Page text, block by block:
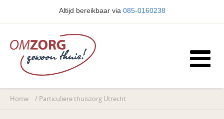
Altijd bereikbaar via 085-0160238
Home / Particuliere thuiszorg Utrecht